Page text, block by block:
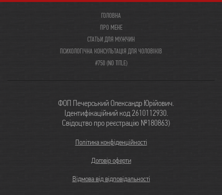
ГОЛОВНА
ПРО МЕНЕ
СТАТЬИ ДЛЯ МУЖЧИН
ПСИХОЛОГІЧНА КОНСУЛЬТАЦІЯ ДЛЯ ЧОЛОВІКІВ
#750 (NO TITLE)
ФОП Печерський Олександр Юрійович.
Ідентифікаційний код 2610112930.
Свідоцтво про реєстрацію №180863)
Політика конфіденційності
Договір оферти
Відмова від відповідальності